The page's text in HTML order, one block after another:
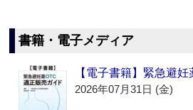
書籍・電子メディア
【電子書籍】緊急避
2026年07月31日 (金)